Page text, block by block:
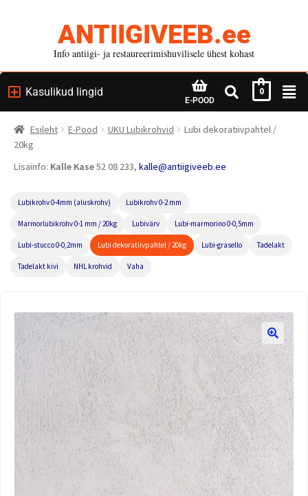
ANTIIGIVEEB.ee
Info antiigi- ja restaureerimishuvilisele ühest kohast
Kasulikud lingid
E-POOD
0
Esileht E-Pood UKU Lubikrohvid
Lubi dekoratiivpahtel /
20kg
Lisainfo: Kalle Kase52 08 233, kalle@antiigiveeb.ee
Lubikrohv 0-4mm (aluskrohv) Lubikrohv 0-2 mm
Marmorlubikrohv 0-1 mm / 20kg Lubivärv Lubi-marmorino 0-0,5mm
Lubi-stucco 0-0,2mm Lubi dekoratiivpahtel / 20kg Lubi-grasello Tadelakt
Tadelakt kivi NHL krohvid Vaha